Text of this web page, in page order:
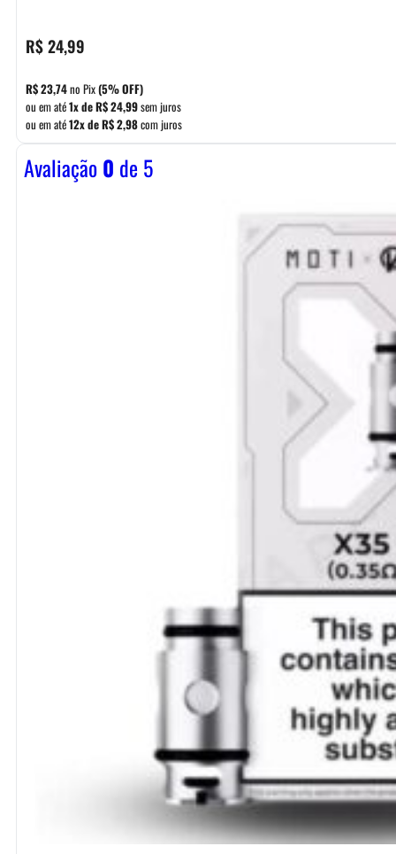
R$24,99
R$23,74no Pix(5% OFF)
ou em até1x deR$24,99sem juros
ou em até12x deR$2,98com juros
Avaliação0 de 5